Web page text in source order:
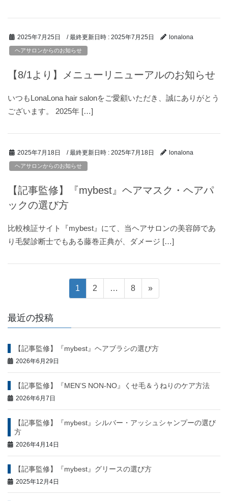
2025年7月25日 / 最終更新日時 : 2025年7月25日 lonalona
ヘアサロンからのお知らせ
【8/1より】メニューリニューアルのお知らせ
いつもLonaLona hair salonをご愛顧いただき、誠にありがとう
ございます。 2025年 […]
2025年7月18日 / 最終更新日時 : 2025年7月18日 lonalona
ヘアサロンからのお知らせ
【記事監修】『mybest』ヘアマスク・ヘアパ
ックの選び方
比較検証サイト『mybest』にて、当ヘアサロンの美容師であ
り毛髪診断士でもある藤巻正典が、ダメージ […]
稿
ビ
ゲ
ー
シ
ョ
ン
固
定
ー
1
固
定
ー
2 …
固
定
ー
8 »
最近の投稿
【記事監修】『mybest』ヘアブラシの選び方
2026年6月29日
【記事監修】『MEN’S NON-NO』くせ毛＆うねりのケア方法
2026年6月7日
【記事監修】『mybest』シルバー・アッシュシャンプーの選び
方
2026年4月14日
【記事監修】『mybest』グリースの選び方
2025年12月4日